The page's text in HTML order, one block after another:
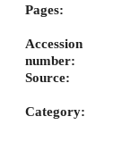
Pages:
Accession
number:
Source:
Category: